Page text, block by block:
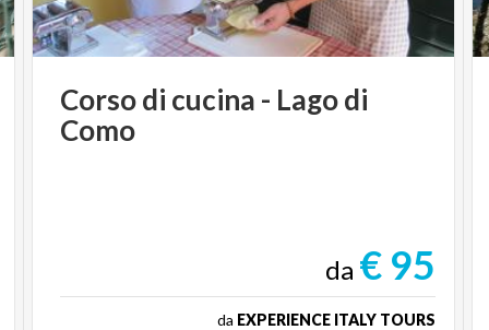
Corsodi cucina - Lagodi
Como
da € 95
da EXPERIENCE ITALY TOURS